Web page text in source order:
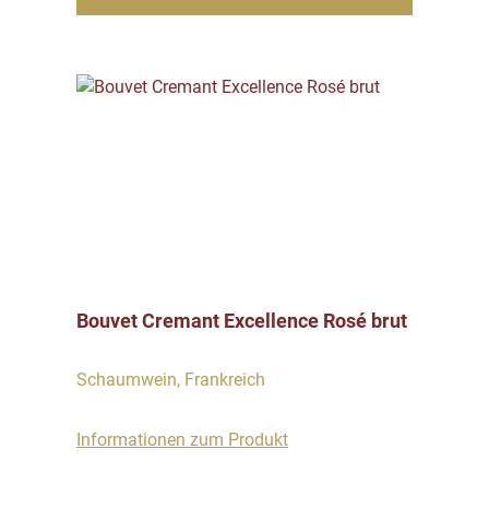
Bouvet Cremant Excellence Rosé brut
Schaumwein, Frankreich
Informationen zum Produkt